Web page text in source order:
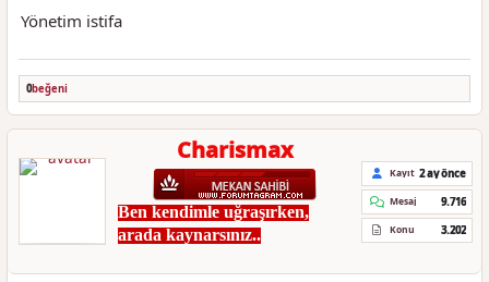
Yönetim istifa
0beğeni
Charismax
Ben kendimle uğraşırken,
arada kaynarsınız..
Kayıt 2 ay önce
Mesaj 9.716
Konu 3.202